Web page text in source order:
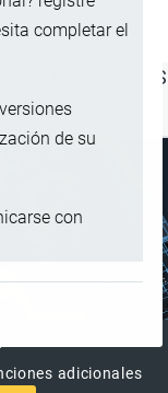
completar el
de su
con
DE CONTENIDOS
adicionales